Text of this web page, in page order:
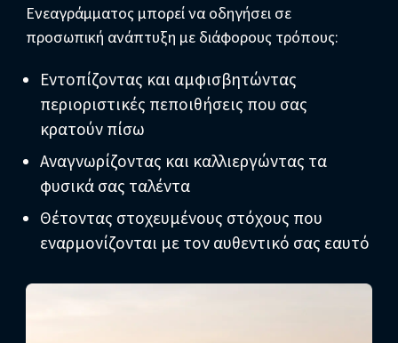
Ενεαγράμματος μπορεί να οδηγήσει σε
προσωπική ανάπτυξη με διάφορους τρόπους:
Εντοπίζοντας και αμφισβητώντας
περιοριστικές πεποιθήσεις που σας
κρατούν πίσω
Αναγνωρίζοντας και καλλιεργώντας τα
φυσικά σας ταλέντα
Θέτοντας στοχευμένους στόχους που
εναρμονίζονται με τον αυθεντικό σας εαυτό